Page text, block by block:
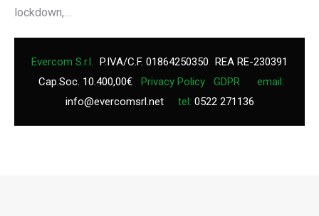
lockdown,…
Evercom S.r.l. P.IVA/C.F. 01864250350 REA RE-230391
Cap.Soc. 10.400,00€
Privacy Policy GDPR
email:
info@evercomsrl.net
tel: 0522 271136